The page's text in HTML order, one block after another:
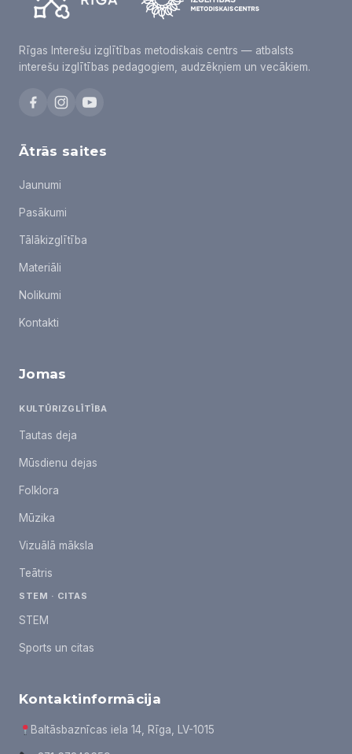
Rīgas Interešu izglītības metodiskais centrs — atbalsts
interešu izglītības pedagogiem, audzēkņiem un vecākiem.
Ātrās saites
Jaunumi
Pasākumi
Tālākizglītība
Materiāli
Nolikumi
Kontakti
Jomas
KULTŪRIZGLĪTĪBA
Tautas deja
Mūsdienu dejas
Folklora
Mūzika
Vizuālā māksla
Teātris
STEM · CITAS
STEM
Sports un citas
Kontaktinformācija
Baltāsbaznīcas iela 14, Rīga, LV-1015